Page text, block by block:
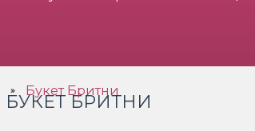
» Букет Бритни
БУКЕТ БРИТНИ